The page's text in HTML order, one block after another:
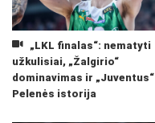
„LKL finalas“: nematyti
užkulisiai, „Žalgirio“
dominavimas ir „Juventus“
Pelenės istorija